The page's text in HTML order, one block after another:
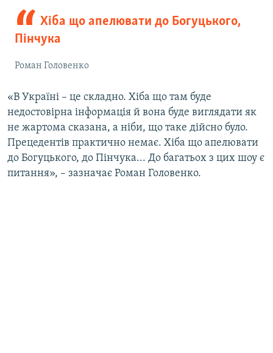
Хіба що апелювати до Богуцького,
Пінчука
Роман Головенко
«В Україні – це складно. Хіба що там буде
недостовірна інформація й вона буде виглядати як
не жартома сказана, а ніби, що таке дійсно було.
Прецедентів практично немає. Хіба що апелювати
до Богуцького, до Пінчука... До багатьох з цих шоу є
питання», – зазначає Роман Головенко.